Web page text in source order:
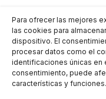
Para ofrecer las mejores
las cookies para
dispositivo. El
procesar datos como el
identificaciones únicas en
consentimiento, puede
características y funciones.
Gastos de
evaluación
costos
Es recomendable